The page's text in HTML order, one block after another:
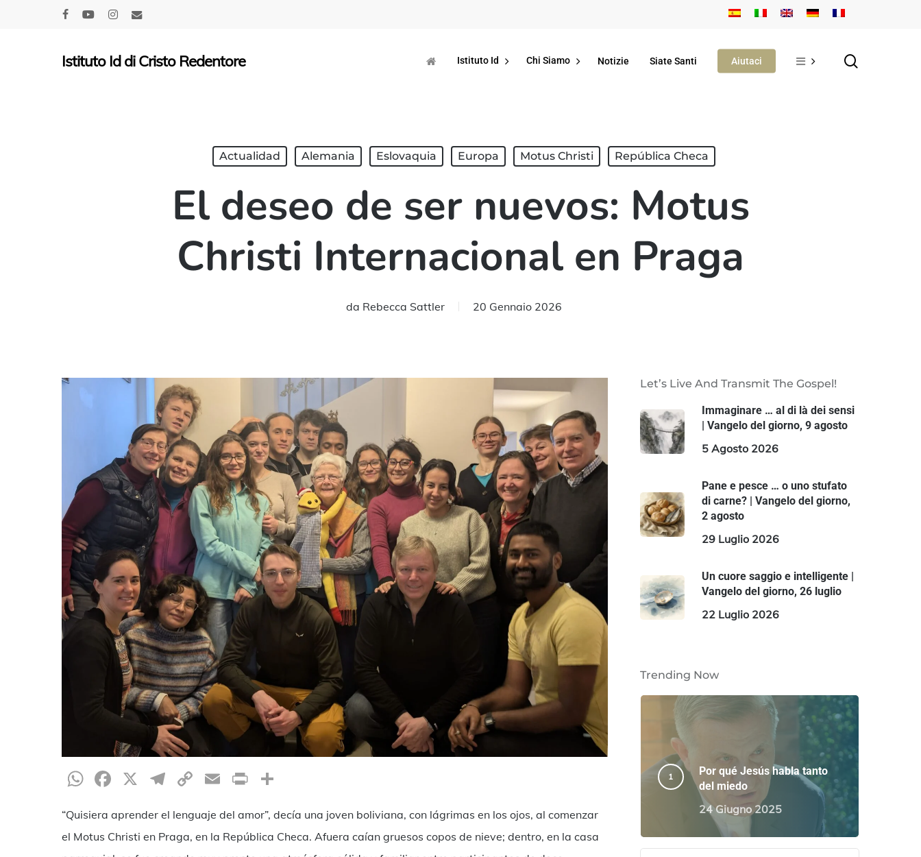
Hit enter to search or ESC to close
Istituto Id di Cristo Redentore Istituto Id Chi Siamo Notizie Siate Santi Aiutaci
Actualidad Alemania Eslovaquia Europa Motus Christi República Checa
El deseo de ser nuevos: Motus
Christi Internacional en Praga
da Rebecca Sattler 20 Gennaio 2026
WhatsApp
Facebook
X Telegram
CopyEmailPrint
“Quisiera aprender el lenguaje del amor”, decía una joven boliviana, con lágrimas en los ojos, al comenzar
el Motus Christi en Praga, en la República Checa. Afuera caían gruesos copos de nieve; dentro, en la casa
Let’s Live And Transmit The Gospel!
Immaginare … al di là dei sensi
| Vangelo del giorno, 9 agosto
5 Agosto 2026
Pane e pesce … o uno stufato
di carne? | Vangelo del giorno,
2 agosto
29 Luglio 2026
Un cuore saggio e intelligente |
Vangelo del giorno, 26 luglio
22 Luglio 2026
Trending Now
Por qué Jesús habla tanto
del miedo
24 Giugno 2025